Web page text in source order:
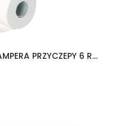
FIAMMA PAPIER TOALETOWY DO KAMPERA PRZYCZEPY 6 ROLEK